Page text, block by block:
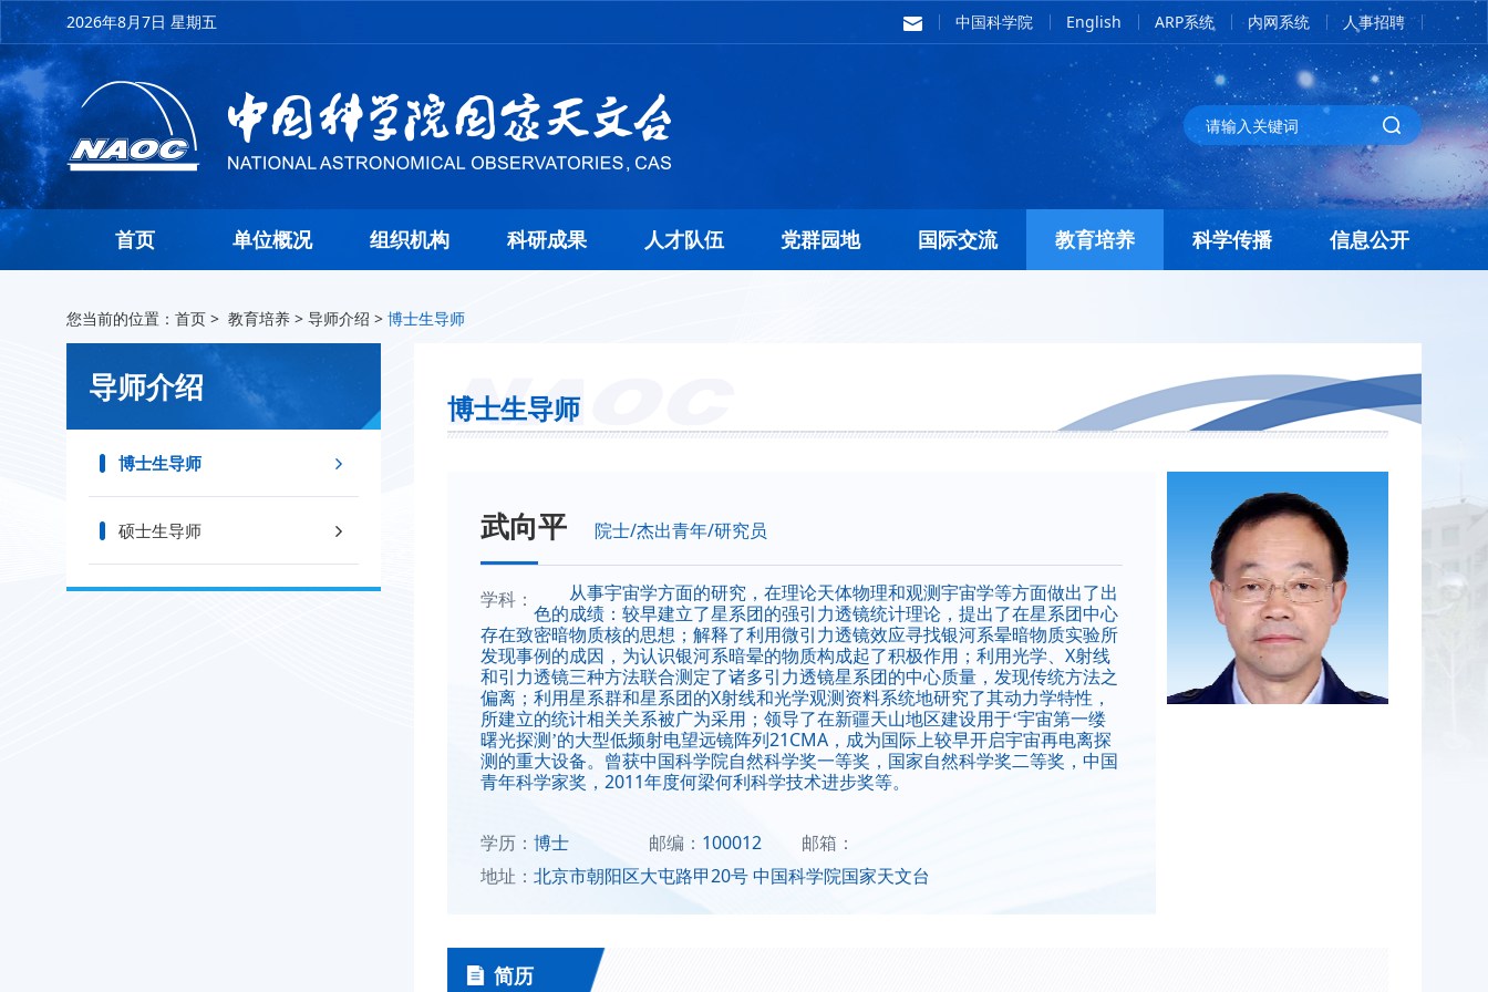
2026年8月7日 星期五 中国科学院 English ARP系统 内网系统 人事招聘
首页 单位概况 组织机构 科研成果 人才队伍 党群园地 国际交流 教育培养 科学传播 信息公开
您当前的位置： 首页 > 教育培养 > 导师介绍 > 博士生导师
导师介绍
博士生导师
硕士生导师
博士生导师
武向平 院士/杰出青年/研究员
学科：
从事宇宙学方面的研究，在理论天体物理和观测宇宙学等方面做出了出
色的成绩：较早建立了星系团的强引力透镜统计理论，提出了在星系团中心
存在致密暗物质核的思想；解释了利用微引力透镜效应寻找银河系晕暗物质实验所
发现事例的成因，为认识银河系暗晕的物质构成起了积极作用；利用光学、 X射线
和引力透镜三种方法联合测定了诸多引力透镜星系团的中心质量，发现传统方法之
偏离；利用星系群和星系团的X射线和光学观测资料系统地研究了其动力学特性，
所建立的统计相关关系被广为采用；领导了在新疆天山地区建设用于‘宇宙第一缕
曙光探测’的大型低频射电望远镜阵列 21CMA，成为国际上较早开启宇宙再电离探
测的重大设备。曾获中国科学院自然科学奖一等奖，国家自然科学奖二等奖，中国
青年科学家奖， 2011年度何梁何利科学技术进步奖等。
学历： 博士 邮编： 100012
邮箱：
地址： 北京市朝阳区大屯路甲20号 中国科学院国家天文台
简历